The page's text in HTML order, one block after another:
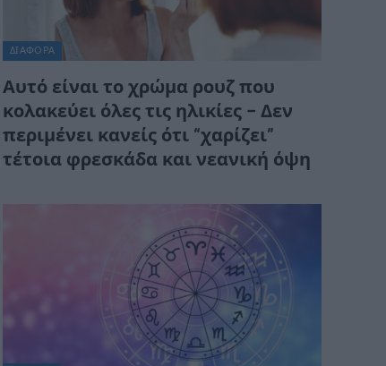
ΔΙΆΦΟΡΑ
Αυτό είναι το χρώμα ρουζ που
κολακεύει όλες τις ηλικίες – Δεν
περιμένει κανείς ότι “χαρίζει”
τέτοια φρεσκάδα και νεανική όψη